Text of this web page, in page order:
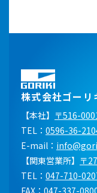
株式会社ゴーリ
【本社】 〒516-
TEL： 0596-36-
E-mail：
【関東営業所】 〒
TEL： 047-710-
FAX：047-337-